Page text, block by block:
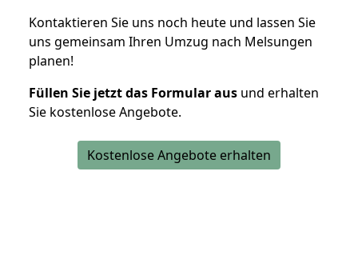
Kontaktieren Sie uns noch heute und lassen Sie
uns gemeinsam Ihren Umzug nach Melsungen
planen!
Füllen Sie jetzt das Formular aus und erhalten
Sie kostenlose Angebote.
Kostenlose Angebote erhalten